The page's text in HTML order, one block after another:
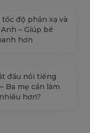
tốc độ phản xạ và
– Giúp bé
hơn
đầu nói tiếng
Ba mẹ cần làm
hơn?